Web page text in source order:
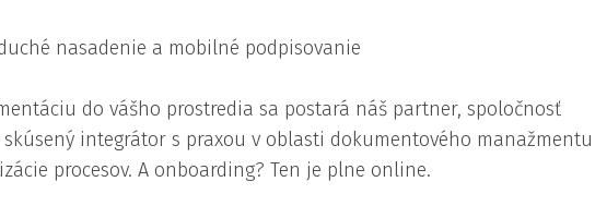
nasadenie a mobilné podpisovanie
do vášho prostredia sa postará náš partner, spoločnosť
skúsený integrátor s praxou v oblasti dokumentového manažmentu
procesov. A onboarding? Ten je plne online.